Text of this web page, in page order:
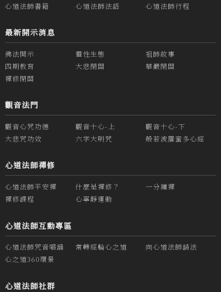
心道法師書籍
心道法師法語 心道法師行程
最新開示消息
佛法開示 靈性生態
祖師故事
四期教育
大悲閉關
華嚴閉關
禪修閉關
觀音法門
觀音心咒功德 觀音十心-上
觀音十心-下
大悲咒功效
六字大明咒 般若波羅蜜多心經
心道法師禪修
心道法師平安禪 什麼是禪修？
一分鐘禪
禪修課程
心寧靜運動
心道法師互動專區
心道法師咒音唱誦 常轉經輪心之道
向心道法師請法
心之道360環景
心道法師社群